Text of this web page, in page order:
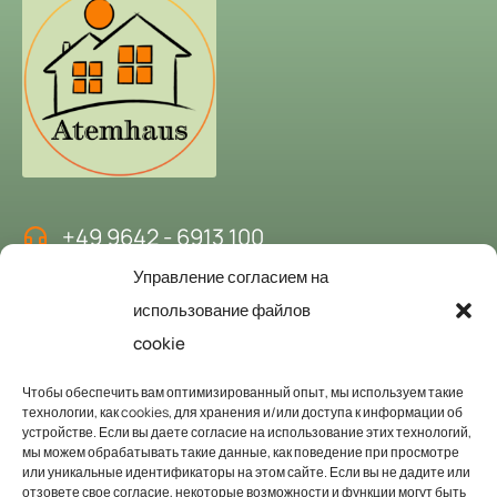
Управление согласием на
использование файлов
cookie
Чтобы обеспечить вам оптимизированный опыт, мы используем такие
технологии, как cookies, для хранения и/или доступа к информации об
устройстве. Если вы даете согласие на использование этих технологий,
мы можем обрабатывать такие данные, как поведение при просмотре
или уникальные идентификаторы на этом сайте. Если вы не дадите или
отзовете свое согласие, некоторые возможности и функции могут быть
+49 9642 - 6913 100
kontakt@atemhaus-hubertushof.de
Забронируйте дом дыхания
Мы будем рады приветствовать вас в качестве наших гостей.
Запросить здесь